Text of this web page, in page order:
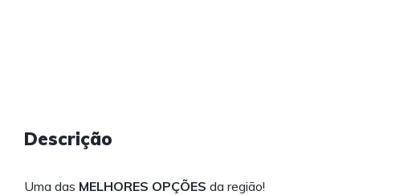
Descrição
Uma das MELHORES OPÇÕES da região!